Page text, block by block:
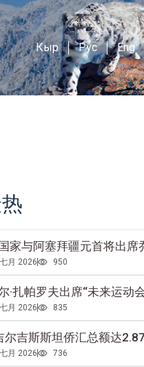
Кыр Рус Eng
家与阿塞拜疆元首将出席
月 2026 950
·扎帕罗夫出席“未来运动
月 2026 835
尔吉斯斯坦侨汇总额达
月 2026 736